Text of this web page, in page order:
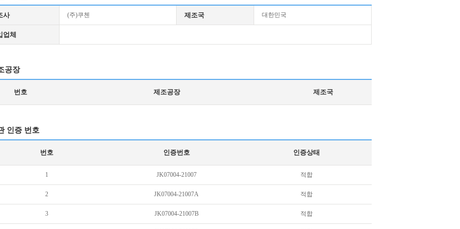
사 (주)쿠첸 제조국 대한민국
업체
공장
번호 제조공장 제조국
인증 번호
번호 인증번호 인증상태
1 JK07004-21007 적합
2 JK07004-21007A 적합
3 JK07004-21007B 적합